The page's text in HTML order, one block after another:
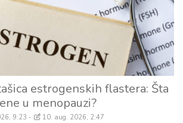
estrogenskih flastera: Šta
u menopauzi?
9:23 10. aug. 2026, 2:47